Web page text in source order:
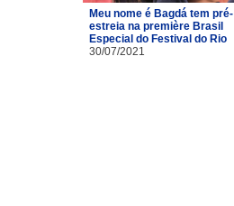
Meu nome é Bagdá tem pré-
estreia na première Brasil
Especial do Festival do Rio
30/07/2021